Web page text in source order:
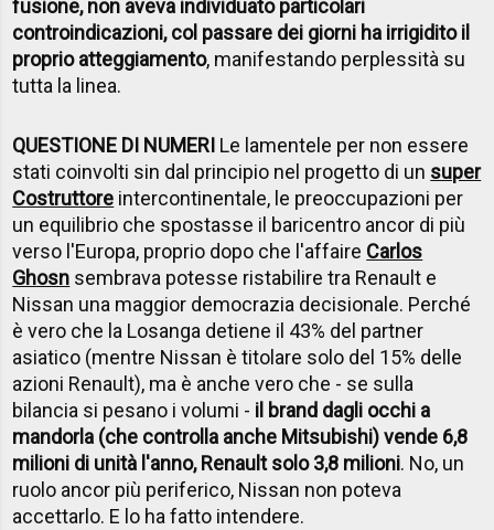
fusione, non aveva individuato particolari
controindicazioni, col passare dei giorni ha irrigidito il
proprio atteggiamento, manifestando perplessità su
tutta la linea.
QUESTIONE DI NUMERI Le lamentele per non essere
stati coinvolti sin dal principio nel progetto di un super
Costruttore intercontinentale, le preoccupazioni per
un equilibrio che spostasse il baricentro ancor di più
verso l'Europa, proprio dopo che l'affaire Carlos
Ghosn sembrava potesse ristabilire tra Renault e
Nissan una maggior democrazia decisionale. Perché
è vero che la Losanga detiene il 43% del partner
asiatico (mentre Nissan è titolare solo del 15% delle
azioni Renault), ma è anche vero che - se sulla
bilancia si pesano i volumi - il brand dagli occhi a
mandorla (che controlla anche Mitsubishi) vende 6,8
milioni di unità l'anno, Renault solo 3,8 milioni. No, un
ruolo ancor più periferico, Nissan non poteva
accettarlo. E lo ha fatto intendere.